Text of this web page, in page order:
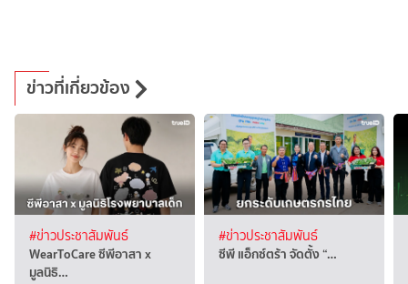
ข่าวที่เกี่ยวข้อง
#ข่าวประชาสัมพันธ์
WearToCare ซีพีอาสา x
มูลนิธิ…
#ข่าวประชาสัมพันธ์
ซีพี แอ็กซ์ตร้า จัดตั้ง “…